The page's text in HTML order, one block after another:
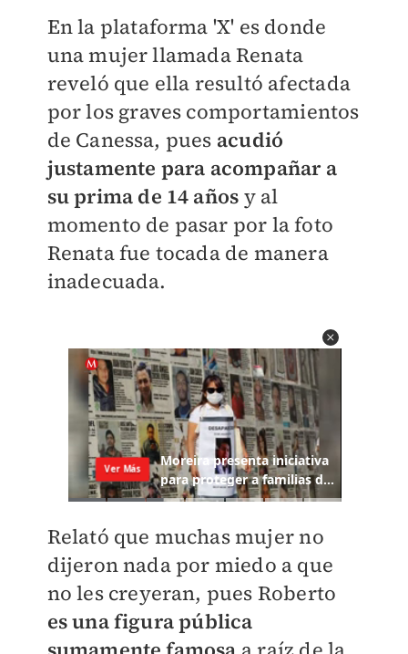
En la plataforma 'X' es donde
una mujer llamada Renata
reveló que ella resultó afectada
por los graves comportamientos
de Canessa, pues acudió
justamente para acompañar a
su prima de 14 años y al
momento de pasar por la foto
Renata fue tocada de manera
inadecuada.
Relató que muchas mujer no
dijeron nada por miedo a que
no les creyeran, pues Roberto
es una figura pública